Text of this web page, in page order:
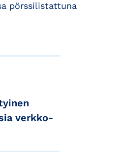
pörssilistattuna
verkko-